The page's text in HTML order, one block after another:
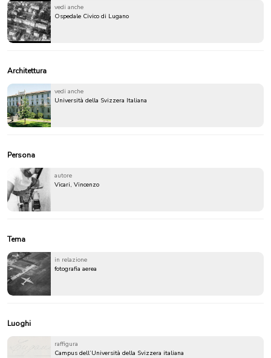
vedi anche
Ospedale Civico di Lugano
Architettura
vedi anche
Università della Svizzera Italiana
Persona
autore
Vicari, Vincenzo
Tema
in relazione
fotografia aerea
Luoghi
raffigura
Campus dell’Università della Svizzera italiana